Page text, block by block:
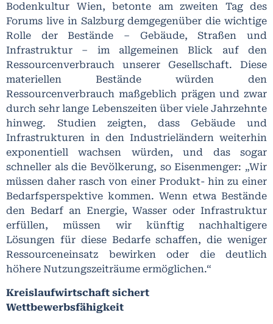
Bodenkultur Wien, betonte am zweiten Tag des
Forums live in Salzburg demgegenüber die wichtige
Rolle der Bestände – Gebäude, Straßen und
Infrastruktur – im allgemeinen Blick auf den
Ressourcenverbrauch unserer Gesellschaft. Diese
materiellen Bestände würden den
Ressourcenverbrauch maßgeblich prägen und zwar
durch sehr lange Lebenszeiten über viele Jahrzehnte
hinweg. Studien zeigten, dass Gebäude und
Infrastrukturen in den Industrieländern weiterhin
exponentiell wachsen würden, und das sogar
schneller als die Bevölkerung, so Eisenmenger: „Wir
müssen daher rasch von einer Produkt- hin zu einer
Bedarfsperspektive kommen. Wenn etwa Bestände
den Bedarf an Energie, Wasser oder Infrastruktur
erfüllen, müssen wir künftig nachhaltigere
Lösungen für diese Bedarfe schaffen, die weniger
Ressourceneinsatz bewirken oder die deutlich
höhere Nutzungszeiträume ermöglichen.“
Kreislaufwirtschaft sichert
Wettbewerbsfähigkeit